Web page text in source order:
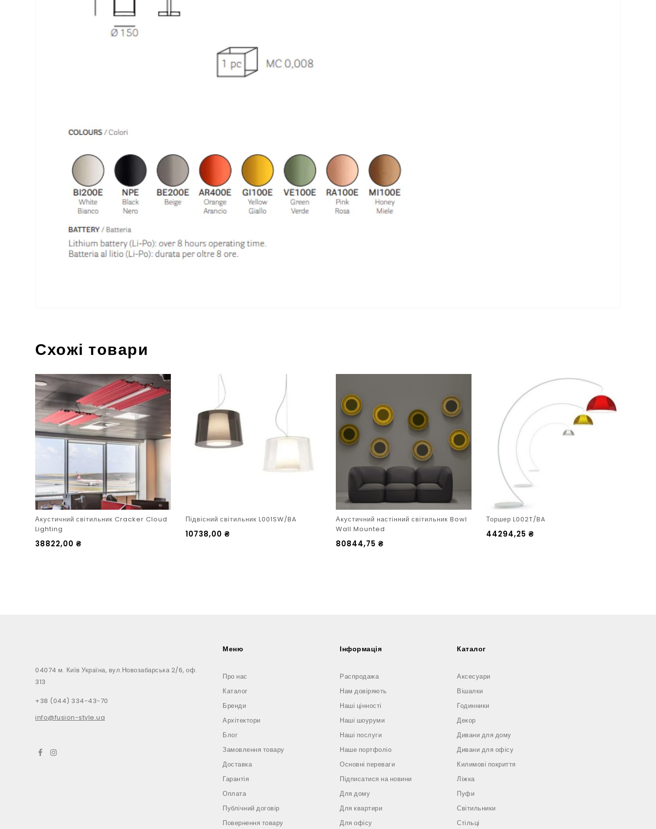
Схожі товари
Акустичний світильник Cracker Cloud
Lighting
38822,00 ₴
Підвісний світильник L001SW/BA
10738,00 ₴
Акустичний настінний світильник Bowl
Wall Mounted
80844,75 ₴
Торшер L002T/BA
44294,25 ₴
04074 м. Київ Україна, вул.Новозабарська 2/6, оф.
313
+38 (044) 334-43-70
info@fusion-style.ua
Меню
Про нас
Каталог
Бренди
Архітектори
Блог
Замовлення товару
Доставка
Гарантія
Оплата
Публічний договір
Повернення товару
Інформація
Распродажа
Нам довіряють
Наші цінності
Наші шоуруми
Наші послуги
Наше портфоліо
Основні переваги
Підписатися на новини
Для дому
Для квартири
Для офісу
Каталог
Аксесуари
Вішалки
Годинники
Декор
Дивани для дому
Дивани для офісу
Килимові покриття
Ліжка
Пуфи
Світильники
Стільці